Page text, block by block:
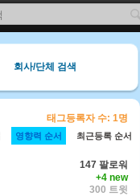
회사/단체 검색
태그등록자 수: 1명
영향력 순서 최근등록 순서
147 팔로워
+4 new
300 트윗